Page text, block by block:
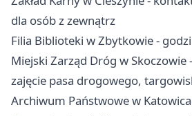
dla osób z zewnątrz
Filia Biblioteki w Zbytkowie -
Miejski Zarząd Dróg w
zajęcie pasa drogowego,
Archiwum Państwowe w